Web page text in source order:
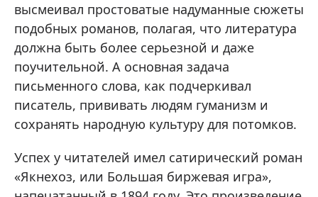
высмеивал простоватые надуманные сюжеты
подобных романов, полагая, что литература
должна быть более серьезной и даже
поучительной. А основная задача
письменного слова, как подчеркивал
писатель, прививать людям гуманизм и
сохранять народную культуру для потомков.
Успех у читателей имел сатирический роман
«Якнехоз, или Большая биржевая игра»,